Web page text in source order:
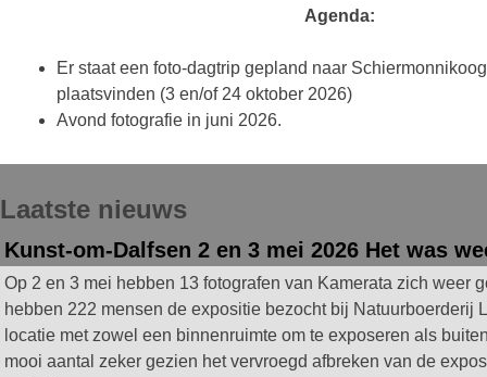
Agenda:
Er staat een foto-dagtrip gepland naar
plaatsvinden (3 en/of 24 oktober 2026)
Avond fotografie in juni 2026.
Laatste nieuws
Kunst-om-Dalfsen 2 en 3 mei 2026 Het was
Op 2 en 3 mei hebben 13 fotografen van Kamerata zich weer
hebben 222 mensen de expositie bezocht bij Natuurboerderij
locatie met zowel een binnenruimte om te exposeren als
mooi aantal zeker gezien het vervroegd afbreken van de